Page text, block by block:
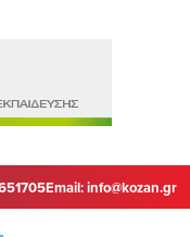
Email:info@kozan.gr